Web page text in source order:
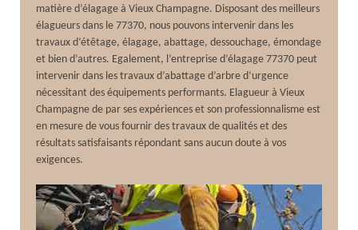
matière d’élagage à Vieux Champagne. Disposant des meilleurs
élagueurs dans le 77370, nous pouvons intervenir dans les
travaux d’étêtage, élagage, abattage, dessouchage, émondage
et bien d’autres. Egalement, l’entreprise d’élagage 77370 peut
intervenir dans les travaux d’abattage d’arbre d’urgence
nécessitant des équipements performants. Elagueur à Vieux
Champagne de par ses expériences et son professionnalisme est
en mesure de vous fournir des travaux de qualités et des
résultats satisfaisants répondant sans aucun doute à vos
exigences.